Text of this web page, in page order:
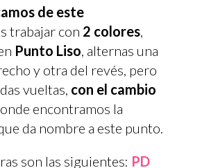
de este
trabajar con 2 colores,
Punto Liso, alternas una
y otra del revés, pero
vueltas, con el cambio
encontramos la
da nombre a este punto.
son las siguientes: PD